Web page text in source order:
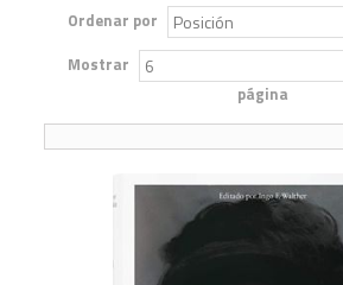
Ordenar por
Mostrar
página